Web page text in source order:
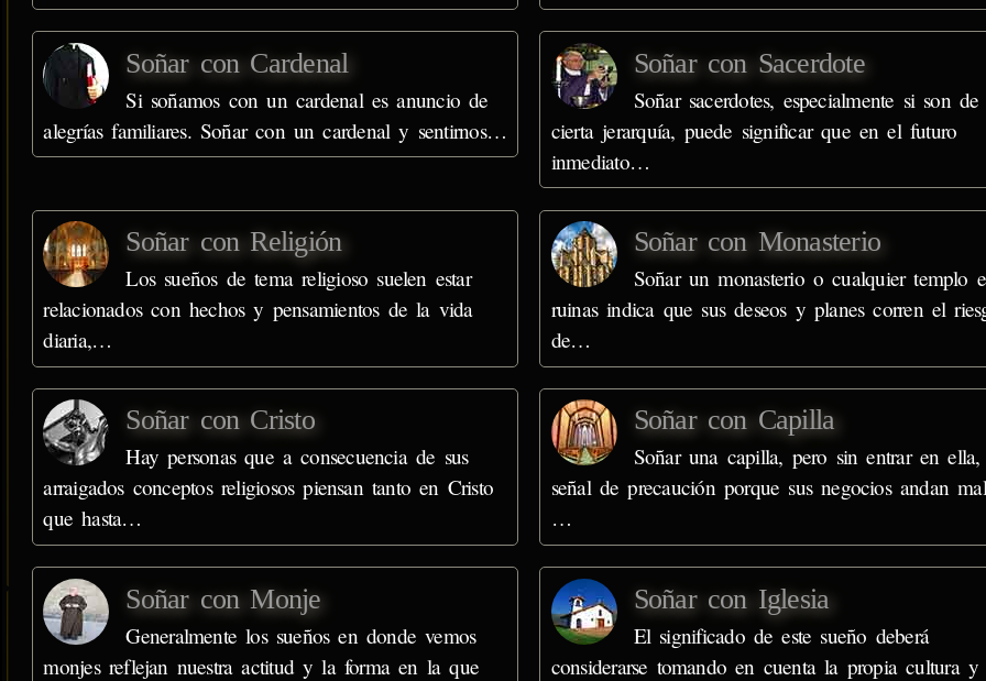
Soñar con Cardenal
Si soñamos con un cardenal es anuncio de
alegrías familiares. Soñar con un cardenal y sentirnos…
Soñar con Sacerdote
Soñar sacerdotes, especialmente si son de
cierta jerarquía, puede significar que en el futuro
inmediato…
Soñar con Religión
Los sueños de tema religioso suelen estar
relacionados con hechos y pensamientos de la vida
diaria,…
Soñar con Monasterio
Soñar un monasterio o cualquier templo
ruinas indica que sus deseos y planes corren el
de…
Soñar con Cristo
Hay personas que a consecuencia de sus
arraigados conceptos religiosos piensan tanto en Cristo
que hasta…
Soñar con Capilla
Soñar una capilla, pero sin entrar en ella,
señal de precaución porque sus negocios andan
…
Soñar con Monje
Generalmente los sueños en donde vemos
monjes reflejan nuestra actitud y la forma en la que
Soñar con Iglesia
El significado de este sueño deberá
considerarse tomando en cuenta la propia cultura y